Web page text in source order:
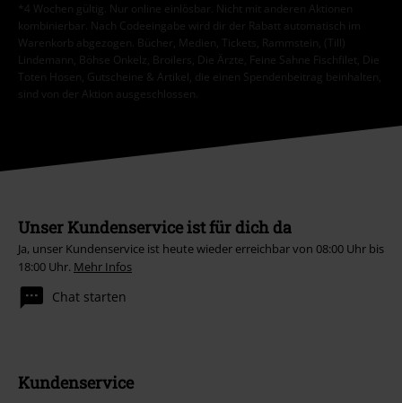
*4 Wochen gültig. Nur online einlösbar. Nicht mit anderen Aktionen
kombinierbar. Nach Codeeingabe wird dir der Rabatt automatisch im
Warenkorb abgezogen. Bücher, Medien, Tickets, Rammstein, (Till)
Lindemann, Böhse Onkelz, Broilers, Die Ärzte, Feine Sahne Fischfilet, Die
Toten Hosen, Gutscheine & Artikel, die einen Spendenbeitrag beinhalten,
sind von der Aktion ausgeschlossen.
Unser Kundenservice ist für dich da
Ja, unser Kundenservice ist heute wieder erreichbar von 08:00 Uhr bis
18:00 Uhr. Mehr Infos
Chat starten
Kundenservice